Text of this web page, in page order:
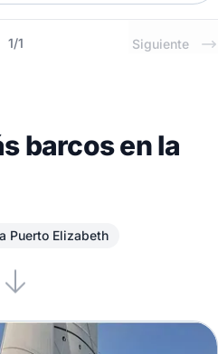
1/1 Siguiente
barcos en la
Puerto Elizabeth